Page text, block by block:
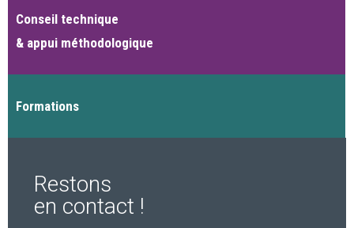
Conseil technique
& appui méthodologique
Formations
Restons
en contact !